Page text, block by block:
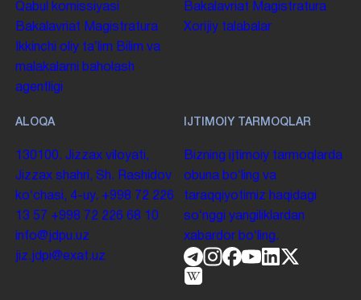
Qabul komissiyasi
Bakalavriat Magistratura
Ikkinchi oliy taʼlim Bilim va
malakalarni baholash
agentligi
Bakalavriat Magistratura
Xorijiy talabalar
ALOQA
130100. Jizzax viloyati,
Jizzax shahri, Sh. Rashidov
koʻchasi, 4-uy. +998 72 226
13 57 +998 72 226 68 10
info@jdpu.uz
jiz.jdpi@exat.uz
IJTIMOIY TARMOQLAR
Bizning ijtimoiy tarmoqlarda
obuna boʻling va
taraqqiyotimiz haqidagi
soʻnggi yangiliklardan
xabardor boʻling.